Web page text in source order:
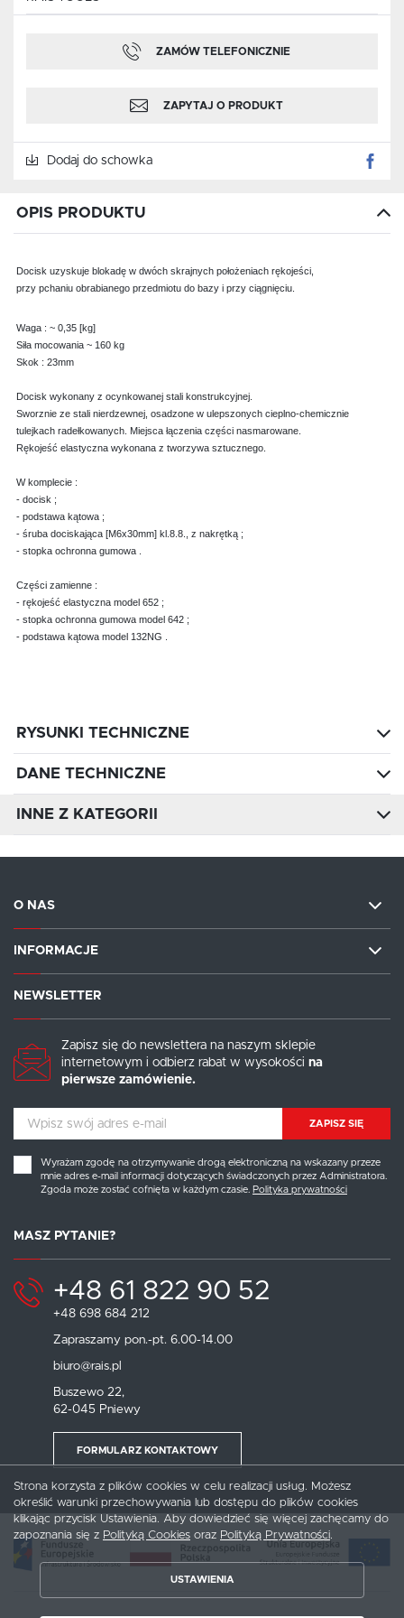
ZAMÓW TELEFONICZNIE
ZAPYTAJ O PRODUKT
Dodaj do schowka
OPIS PRODUKTU
Docisk uzyskuje blokadę w dwóch skrajnych położeniach rękojeści,
przy pchaniu obrabianego przedmiotu do bazy i przy ciągnięciu.
Waga : ~ 0,35 [kg]
Siła mocowania ~ 160 kg
Skok : 23mm
Docisk wykonany z ocynkowanej stali konstrukcyjnej.
Sworznie ze stali nierdzewnej, osadzone w ulepszonych cieplno-chemicznie
tulejkach radełkowanych. Miejsca łączenia części nasmarowane.
Rękojeść elastyczna wykonana z tworzywa sztucznego.
W komplecie :
- docisk ;
- podstawa kątowa ;
- śruba dociskająca [M6x30mm] kl.8.8., z nakrętką ;
- stopka ochronna gumowa .
Części zamienne :
- rękojeść elastyczna model 652 ;
- stopka ochronna gumowa model 642 ;
- podstawa kątowa model 132NG .
RYSUNKI TECHNICZNE
DANE TECHNICZNE
INNE Z KATEGORII
O NAS
INFORMACJE
NEWSLETTER
Zapisz się do newslettera na naszym sklepie
internetowym i odbierz rabat w wysokości na
pierwsze zamówienie.
ZAPISZ SIĘ
Wyrażam zgodę na otrzymywanie drogą elektroniczną na wskazany przeze
mnie adres e-mail informacji dotyczących świadczonych przez Administratora.
Zgoda może zostać cofnięta w każdym czasie. Polityka prywatności
MASZ PYTANIE?
+48 61 822 90 52
+48 698 684 212
Zapraszamy pon.-pt. 6.00-14.00
biuro@rais.pl
Buszewo 22,
62-045 Pniewy
FORMULARZ KONTAKTOWY
Strona korzysta z plików cookies w celu realizacji usług. Możesz
określić warunki przechowywania lub dostępu do plików cookies
klikając przycisk Ustawienia. Aby dowiedzieć się więcej zachęcamy do
zapoznania się z Polityką Cookies oraz Polityką Prywatności.
USTAWIENIA